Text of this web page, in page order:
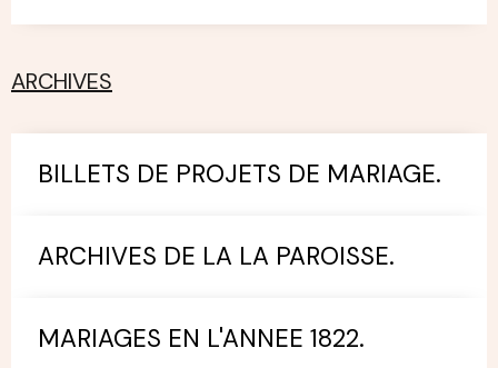
ARCHIVES
BILLETS DE PROJETS DE MARIAGE.
ARCHIVES DE LA LA PAROISSE.
MARIAGES EN L'ANNEE 1822.